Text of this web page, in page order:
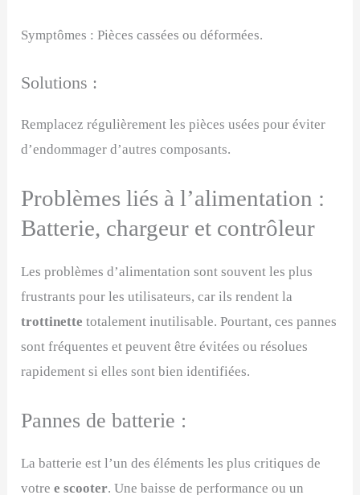
Symptômes : Pièces cassées ou déformées.
Solutions :
Remplacez régulièrement les pièces usées pour éviter
d’endommager d’autres composants.
Problèmes liés à l’alimentation :
Batterie, chargeur et contrôleur
Les problèmes d’alimentation sont souvent les plus
frustrants pour les utilisateurs, car ils rendent la
trottinettetotalement inutilisable. Pourtant, ces pannes
sont fréquentes et peuvent être évitées ou résolues
rapidement si elles sont bien identifiées.
Pannes de batterie :
La batterie est l’un des éléments les plus critiques de
votree scooter. Une baisse de performance ou un